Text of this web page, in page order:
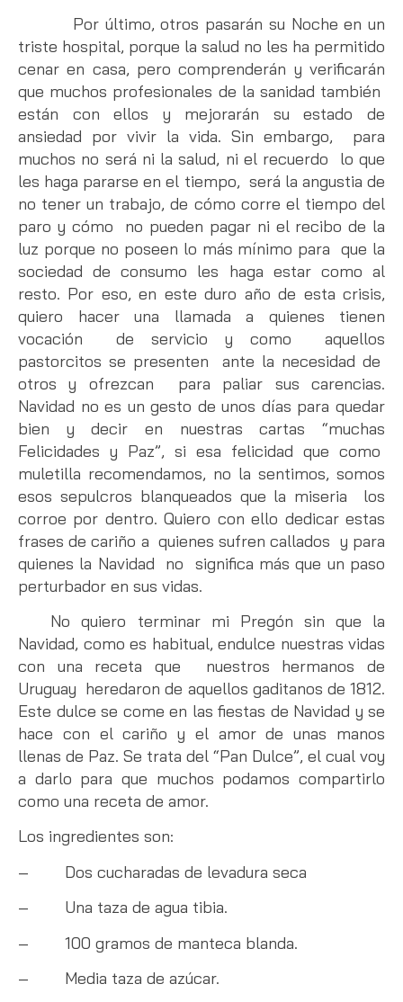
Por último, otros pasarán su Noche en un
triste hospital, porque la salud no les ha permitido
cenar en casa, pero comprenderán y verificarán
que muchos profesionales de la sanidad también
están con ellos y mejorarán su estado de
ansiedad por vivir la vida. Sin embargo, para
muchos no será ni la salud, ni el recuerdo lo que
les haga pararse en el tiempo, será la angustia de
no tener un trabajo, de cómo corre el tiempo del
paro y cómo no pueden pagar ni el recibo de la
luz porque no poseen lo más mínimo para que la
sociedad de consumo les haga estar como al
resto. Por eso, en este duro año de esta crisis,
quiero hacer una llamada a quienes tienen
vocación de servicio y como aquellos
pastorcitos se presenten ante la necesidad de
otros y ofrezcan para paliar sus carencias.
Navidad no es un gesto de unos días para quedar
bien y decir en nuestras cartas “muchas
Felicidades y Paz”, si esa felicidad que como
muletilla recomendamos, no la sentimos, somos
esos sepulcros blanqueados que la miseria los
corroe por dentro. Quiero con ello dedicar estas
frases de cariño a quienes sufren callados y para
quienes la Navidad no significa más que un paso
perturbador en sus vidas.
No quiero terminar mi Pregón sin que la
Navidad, como es habitual, endulce nuestras vidas
con una receta que nuestros hermanos de
Uruguay heredaron de aquellos gaditanos de 1812.
Este dulce se come en las fiestas de Navidad y se
hace con el cariño y el amor de unas manos
llenas de Paz. Se trata del “Pan Dulce”, el cual voy
a darlo para que muchos podamos compartirlo
como una receta de amor.
Los ingredientes son:
– Dos cucharadas de levadura seca
– Una taza de agua tibia.
– 100 gramos de manteca blanda.
– Media taza de azúcar.